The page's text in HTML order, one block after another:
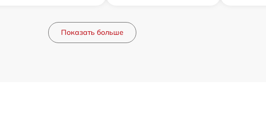
Показать больше